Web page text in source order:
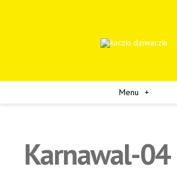
Menu +
Karnawal-04